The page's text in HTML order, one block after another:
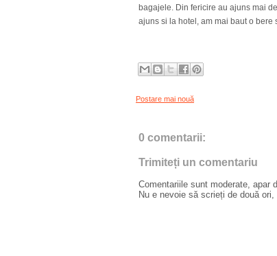
bagajele. Din fericire au ajuns mai
ajuns si la hotel, am mai baut o
Postare mai nouă
0 comentarii:
Trimiteți un comentariu
Comentariile sunt moderate, apar
Nu e nevoie să scrieți de două